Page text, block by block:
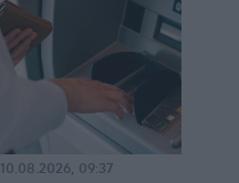
10.08.2026, 09:37